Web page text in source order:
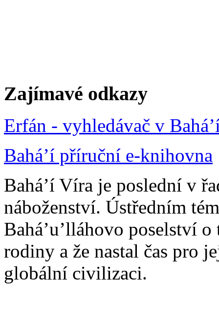
Zajímavé odkazy
Erfán - vyhledávač v
Bahá’í příruční e-knihovna
Bahá’í Víra je poslední v
náboženství. Ústředním
Bahá’u’lláhovo poselství
rodiny a že nastal čas pro
globální civilizaci.